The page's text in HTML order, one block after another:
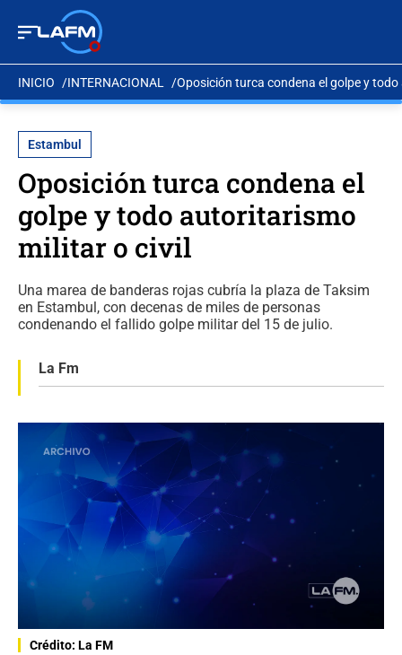
INICIO INTERNACIONAL Oposición turca condena el golpe y
Estambul
Oposición turca condena el
golpe y todo autoritarismo
militar o civil
Una marea de banderas rojas cubría la plaza de Taksim
en Estambul, con decenas de miles de personas
condenando el fallido golpe militar del 15 de julio.
La Fm
Crédito: La FM